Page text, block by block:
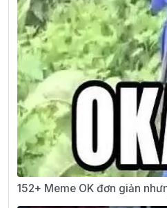
152+ Meme OK đơn giản